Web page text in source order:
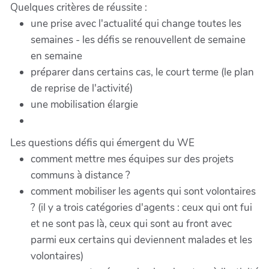
Quelques critères de réussite :
une prise avec l'actualité qui change toutes les
semaines - les défis se renouvellent de semaine
en semaine
préparer dans certains cas, le court terme (le plan
de reprise de l'activité)
une mobilisation élargie
Les questions défis qui émergent du WE
comment mettre mes équipes sur des projets
communs à distance ?
comment mobiliser les agents qui sont volontaires
? (il y a trois catégories d'agents : ceux qui ont fui
et ne sont pas là, ceux qui sont au front avec
parmi eux certains qui deviennent malades et les
volontaires)